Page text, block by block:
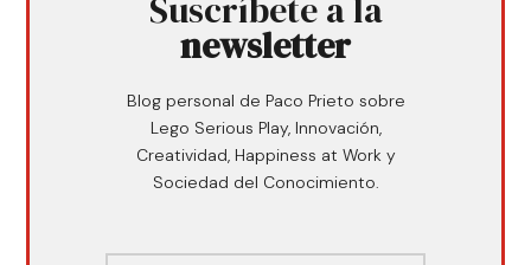
Suscríbete a la
newsletter
Blog personal de Paco Prieto sobre
Lego Serious Play, Innovación,
Creatividad, Happiness at Work y
Sociedad del Conocimiento.